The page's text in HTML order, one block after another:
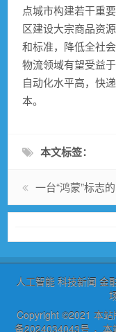
点城市构建若干重
区建设大宗商品资
和标准，降低全社会
物流领域有望受益
自动化水平高，快
本。
本文标签：
一台“鸿蒙”标志的台式机，可能是HDC 2026最
人工智能 科技新闻 金
Copyright ©2021 本
备2024034043号 ，